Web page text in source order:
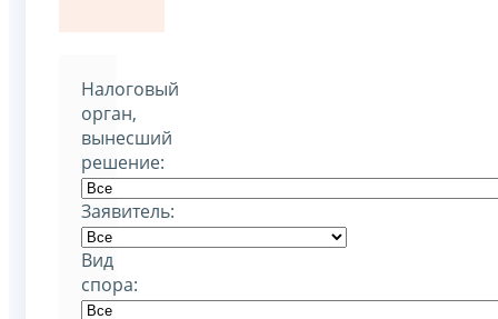
Налоговый
орган,
вынесший
решение:
Заявитель:
Вид
спора: